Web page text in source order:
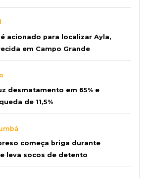
acionado para localizar Ayla,
em Campo Grande
desmatamento em 65% e
de 11,5%
começa briga durante
leva socos de detento